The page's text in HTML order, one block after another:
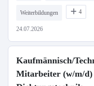
Weiterbildungen 4
24.07.2026
Kaufmännisch/
Mitarbeiter (w/m/